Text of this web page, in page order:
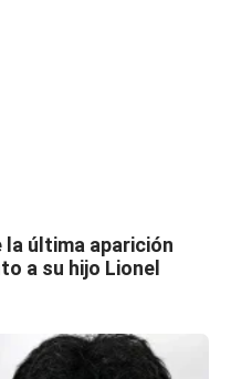
la última aparición
a su hijo Lionel